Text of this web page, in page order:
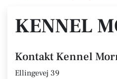
KENNEL
Kontakt Kennel
Ellingevej 39